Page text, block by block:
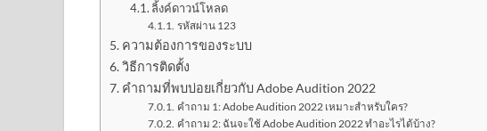
ลิ้งค์ดาวน์โหลด
รหัสผ่าน 123
ความต้องการของระบบ
วิธีการติดตั้ง
คำถามที่พบบ่อยเกี่ยวกับ Adobe Audition 2022
คำถาม 1: Adobe Audition 2022 เหมาะสำหรับใคร?
คำถาม 2: ฉันจะใช้ Adobe Audition 2022 ทำอะไรได้บ้าง?